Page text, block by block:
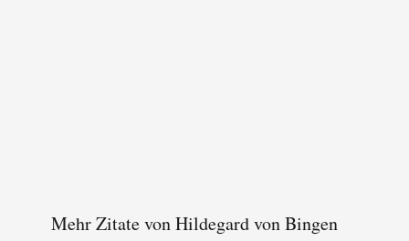
Mehr Zitate von Hildegard von Bingen